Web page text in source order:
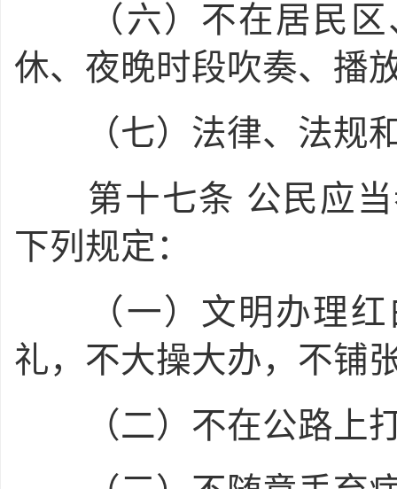
（六）不在居民区
休、夜晚时段吹奏、播
（七）法律、法规和
第十七条 公民应
下列规定：
（一）文明办理红
礼，不大操大办，不铺
（二）不在公路上